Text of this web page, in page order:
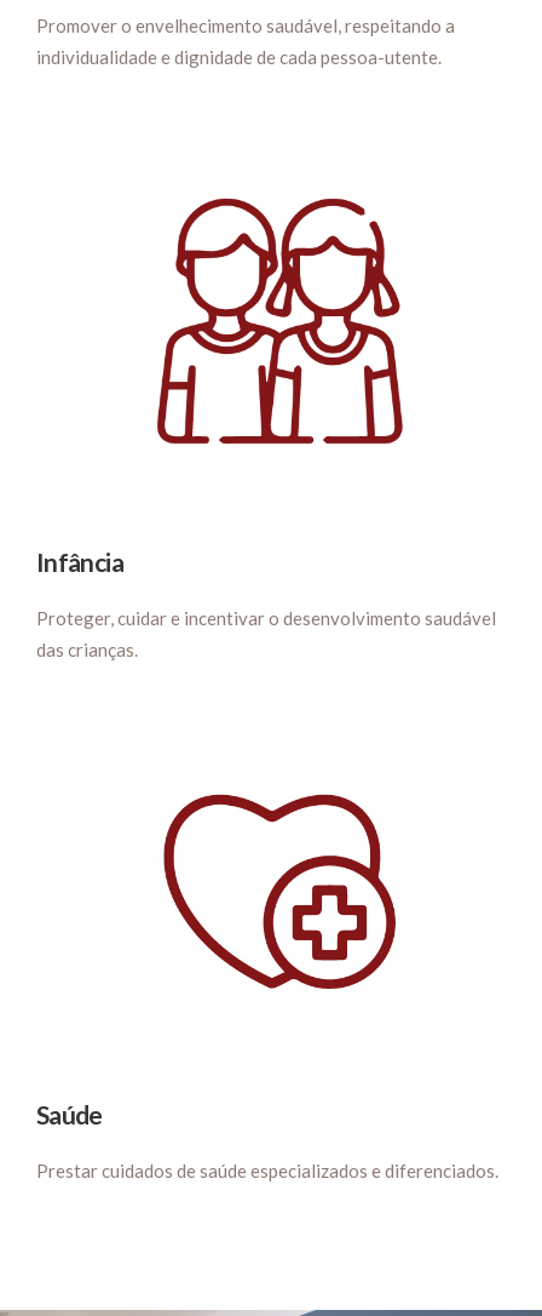
Promover o envelhecimento saudável, respeitando a
individualidade e dignidade de cada pessoa-utente.
Infância
Proteger, cuidar e incentivar o desenvolvimento saudável
das crianças.
Saúde
Prestar cuidados de saúde especializados e diferenciados.